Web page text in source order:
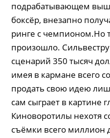
подрабатывающем
боксёр, внезапно
ринге с чемпионом.Но
произошло.
сценарий 350 тысяч
имея в кармане всего
продать свою идею
сам сыграет в картине
Киноворотилы нехотя
съёмки всего миллион